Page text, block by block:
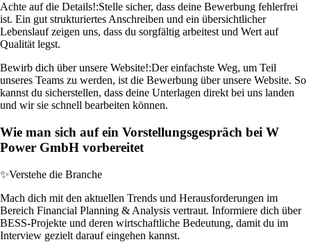
Achte auf die Details!:Stelle sicher, dass deine Bewerbung fehlerfrei
ist. Ein gut strukturiertes Anschreiben und ein übersichtlicher
Lebenslauf zeigen uns, dass du sorgfältig arbeitest und Wert auf
Qualität legst.
Bewirb dich über unsere Website!:Der einfachste Weg, um Teil
unseres Teams zu werden, ist die Bewerbung über unsere Website. So
kannst du sicherstellen, dass deine Unterlagen direkt bei uns landen
und wir sie schnell bearbeiten können.
Wie man sich auf ein Vorstellungsgespräch bei W
Power GmbH vorbereitet
✨Verstehe die Branche
Mach dich mit den aktuellen Trends und Herausforderungen im
Bereich Financial Planning & Analysis vertraut. Informiere dich über
BESS-Projekte und deren wirtschaftliche Bedeutung, damit du im
Interview gezielt darauf eingehen kannst.